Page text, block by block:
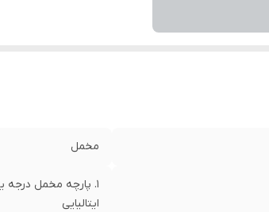
مخمل
ایتالیایی